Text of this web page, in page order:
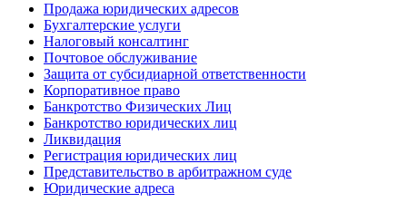
Продажа юридических адресов
Бухгалтерские услуги
Налоговый консалтинг
Почтовое обслуживание
Защита от субсидиарной ответственности
Корпоративное право
Банкротство Физических Лиц
Банкротство юридических лиц
Ликвидация
Регистрация юридических лиц
Представительство в арбитражном суде
Юридические адреса